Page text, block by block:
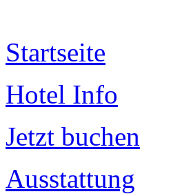
Startseite
Hotel Info
Jetzt buchen
Ausstattung